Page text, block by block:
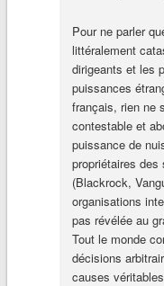
Pour ne parler
littéralement
dirigeants et les
puissances
français, rien ne
contestable et
puissance de
propriétaires
(Blackrock,
organisations
pas révélée au
Tout le monde
décisions
causes